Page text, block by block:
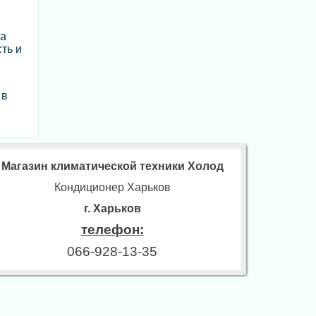
и
Магазин климатической техники Холод
Кондиционер Харьков
г. Харьков
телефон:
066-928-13-35